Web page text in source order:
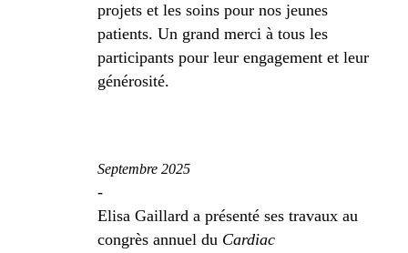
projets et les soins pour nos jeunes
patients. Un grand merci à tous les
participants pour leur engagement et leur
générosité.
Septembre 2025
-
Elisa Gaillard a présenté ses travaux au
congrès annuel du Cardiac